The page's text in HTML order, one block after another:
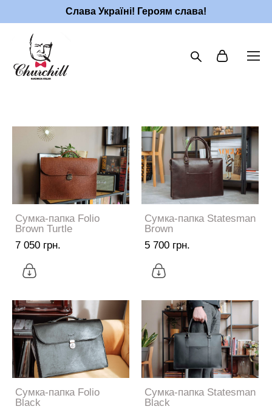
Слава Україні! Героям слава!
Сумка-папка Folio
Brown Turtle
7 050 грн.
Сумка-папка Statesman
Brown
5 700 грн.
Сумка-папка Folio
Black
Сумка-папка Statesman
Black